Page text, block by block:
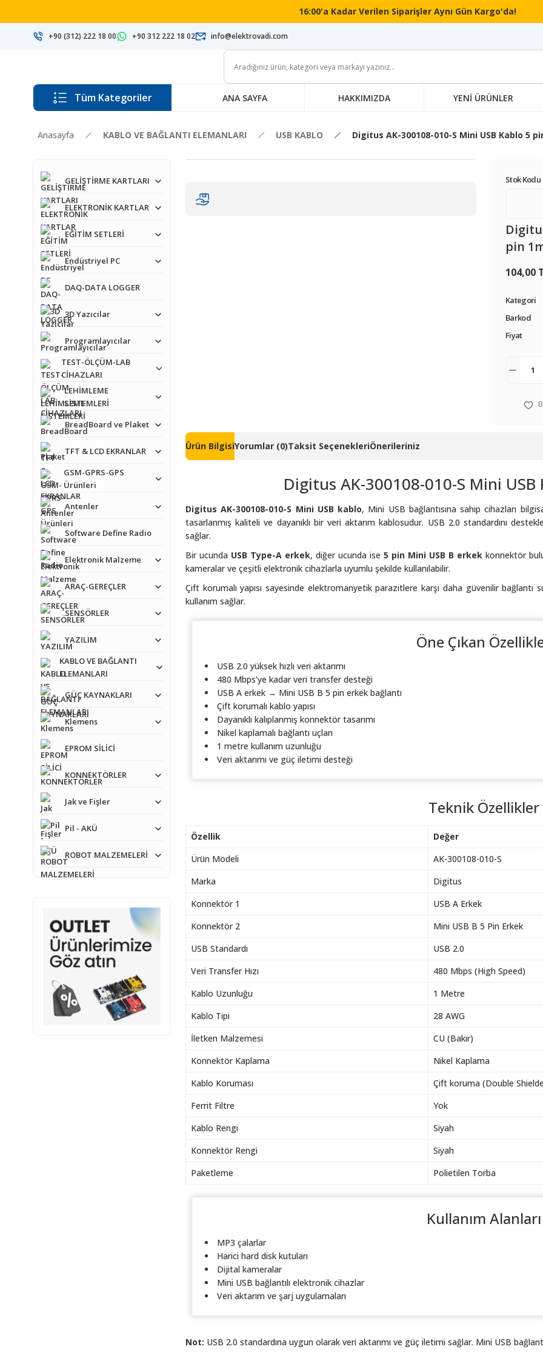
16:00'a Kadar Verilen Siparişler Aynı Gün Kargo'da!
+90 (312) 222 18 00 +90 312 222 18 02 info@elektrovadi.com
Tüm Kategoriler ANA SAYFA HAKKIMIZDA YENİ ÜRÜNLER
Anasayfa KABLO VE BAĞLANTI ELEMANLARI USB KABLO Digitus AK-300108-010-S Mini USB Kablo 5
GELİŞTİRME KARTLARI
ELEKTRONİK KARTLAR
EĞİTİM SETLERİ
Endüstriyel PC
DAQ-DATA LOGGER
3D Yazıcılar
Programlayıcılar
TEST-ÖLÇÜM-LAB
CİHAZLARI
LEHİMLEME
SİSTEMLERİ
BreadBoard ve Plaket
TFT & LCD EKRANLAR
GSM-GPRS-GPS
Ürünleri
Antenler
Software Define Radio
Elektronik Malzeme
ARAÇ-GEREÇLER
SENSÖRLER
YAZILIM
KABLO VE BAĞLANTI
ELEMANLARI
GÜÇ KAYNAKLARI
Klemens
EPROM SİLİCİ
KONNEKTÖRLER
Jak ve Fişler
Pil - AKÜ
ROBOT MALZEMELERİ
Stok Kodu :
pin
104,00
Kategori
Barkod
Fiyat
Ürün BilgisiYorumlar (0)Taksit SeçenekleriÖnerileriniz
Digitus AK-300108-010-S Mini
Digitus AK-300108-010-S Mini USB kablo, Mini USB bağlantısına sahip cihazları
tasarlanmış kaliteli ve dayanıklı bir veri aktarım kablosudur. USB 2.0 standardını
sağlar.
Bir ucunda USB Type-A erkek, diğer ucunda ise 5 pin Mini USB B erkek konnektör
kameralar ve çeşitli elektronik cihazlarla uyumlu şekilde kullanılabilir.
Çift korumalı yapısı sayesinde elektromanyetik parazitlere karşı daha güvenilir bağlantı
kullanım sağlar.
Öne Çıkan
USB 2.0 yüksek hızlı veri aktarımı
480 Mbps’ye kadar veri transfer desteği
USB A erkek → Mini USB B 5 pin erkek bağlantı
Çift korumalı kablo yapısı
Dayanıklı kalıplanmış konnektör tasarımı
Nikel kaplamalı bağlantı uçları
1 metre kullanım uzunluğu
Veri aktarımı ve güç iletimi desteği
Teknik Özellikler
Özellik
Değer
Ürün Modeli
AK-300108-010-S
Marka
Digitus
Konnektör 1
USB A Erkek
Konnektör 2
Mini USB B 5 Pin Erkek
USB Standardı
USB 2.0
Veri Transfer Hızı
480 Mbps (High Speed)
Kablo Uzunluğu
1 Metre
Kablo Tipi
28 AWG
İletken Malzemesi
CU (Bakır)
Konnektör Kaplama
Nikel Kaplama
Kablo Koruması
Çift koruma (Double
Ferrit Filtre
Yok
Kablo Rengi
Siyah
Konnektör Rengi
Siyah
Paketleme
Polietilen Torba
Kullanım Alanları
MP3 çalarlar
Harici hard disk kutuları
Dijital kameralar
Mini USB bağlantılı elektronik cihazlar
Veri aktarım ve şarj uygulamaları
Not: USB 2.0 standardına uygun olarak veri aktarımı ve güç iletimi sağlar. Mini USB